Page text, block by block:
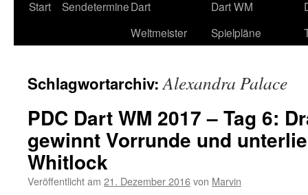
Start SendetermineDart
Weltmeister
Dart WM
Spielpläne
Schlagwortarchiv:Alexandra Palace
PDC Dart WM 2017 – Tag 6:
gewinnt Vorrunde und
Whitlock
Veröffentlicht am 21. Dezember 2016von Marvin